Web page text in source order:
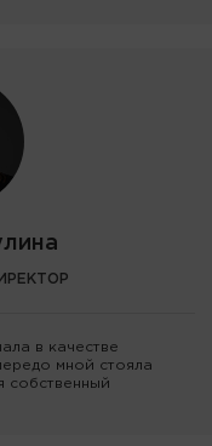
в качестве
мной стояла
собственный